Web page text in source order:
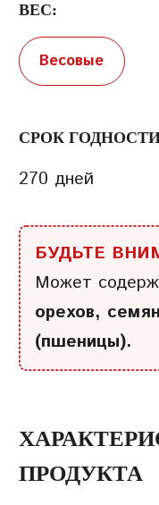
ВЕС:
Весовые
СРОК
270 дней
БУДЬТЕ
Может
орехов,
(пшеницы).
ПРОДУКТА